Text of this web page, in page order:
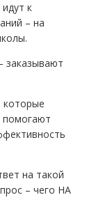
к
– на
заказывают
которые
помогают
на такой
– чего НА